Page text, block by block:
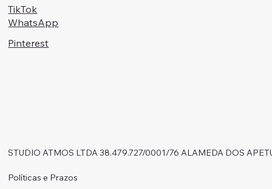
TikTok
WhatsApp
Pinterest
STUDIO ATMOS LTDA 38.479.727/0001/76 ALAMEDA DOS
Políticas e Prazos